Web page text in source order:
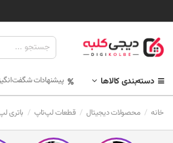
دسته‌بندی کالاها پیشنهادات
خانه محصولات دیجیتال قطعات لپ‌تاپ باتری